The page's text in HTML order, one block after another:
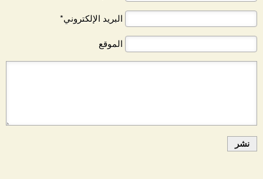
البريد الإلكتروني*
الموقع
نشر